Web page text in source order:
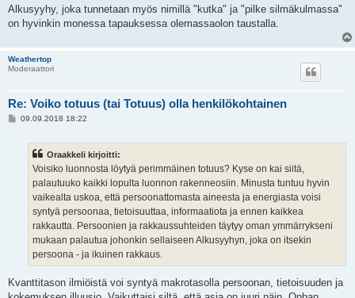
Alkusyyhy, joka tunnetaan myös nimillä "kutka" ja "pilke silmäkulmassa"
on hyvinkin monessa tapauksessa olemassaolon taustalla.
Weathertop
Moderaattori
Re: Voiko totuus (tai Totuus) olla henkilökohtainen
V09.09.2018 18:22
Oraakkeli kirjoitti:
Voisiko luonnosta löytyä perimmäinen totuus? Kyse on kai siitä,
palautuuko kaikki lopulta luonnon rakenneosiin. Minusta tuntuu hyvin
vaikealta uskoa, että persoonattomasta aineesta ja energiasta voisi
syntyä persoonaa, tietoisuuttaa, informaatiota ja ennen kaikkea
rakkautta. Persoonien ja rakkaussuhteiden täytyy oman ymmärrykseni
mukaan palautua johonkin sellaiseen Alkusyyhyn, joka on itsekin
persoona - ja ikuinen rakkaus.
Kvanttitason ilmiöistä voi syntyä makrotasolla persoonan, tietoisuuden ja